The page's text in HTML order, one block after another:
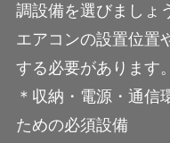
調設備を選びましょ
エアコンの設置位置
する必要があります。
＊収納・電源・通信
ための必須設備